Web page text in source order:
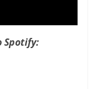
Spotify: